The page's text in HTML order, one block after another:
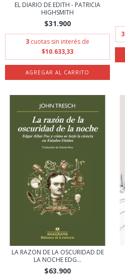
EL DIARIO DE EDITH - PATRICIA
HIGHSMITH
$31.900
3 cuotas sin interés de
$10.633,33
3
LA RAZON DE LA OSCURIDAD DE
LA NOCHE EDG...
$63.900